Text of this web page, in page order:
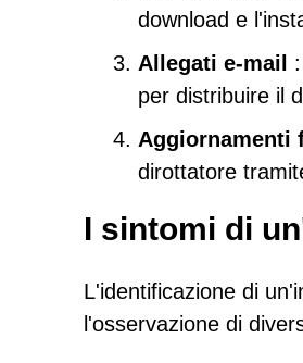
download e
Allegati e-mail
per distribuire il
Aggiornamenti
dirottatore
I sintomi di
L'identificazione di
l'osservazione di